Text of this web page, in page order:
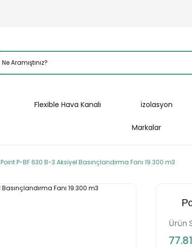
Flexible Hava Kanalı izolasyon
Markalar
Point P-BF 630 B-3 Aksiyel Basınçlandırma Fanı 19.300 m3
Ürün